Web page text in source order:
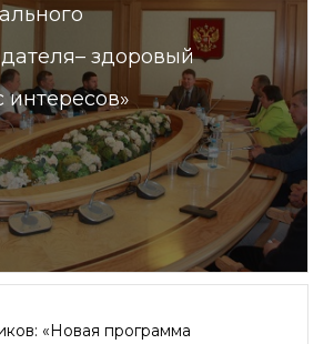
здоровый
интересов»
«Новая программа